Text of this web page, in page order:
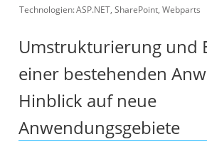
Technologien:ASP.NET, SharePoint, Webparts
Umstrukturierung und
einer bestehenden
Hinblick auf neue
Anwendungsgebiete